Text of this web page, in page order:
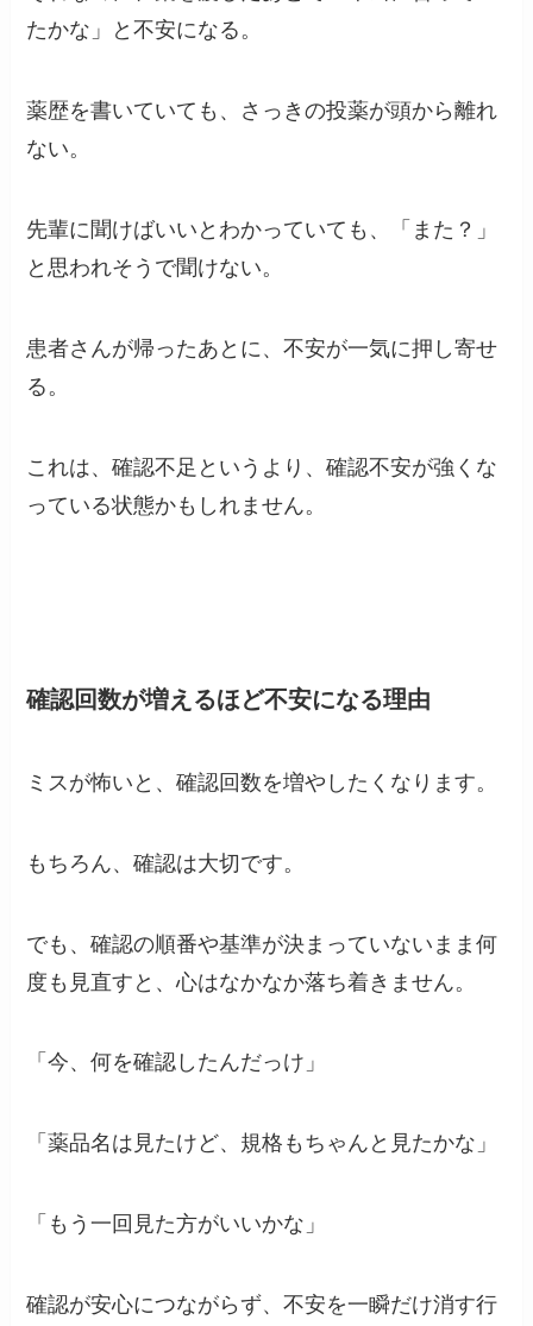
たかな」と不安になる。
薬歴を書いていても、さっきの投薬が頭から離れ
ない。
先輩に聞けばいいとわかっていても、「また？」
と思われそうで聞けない。
患者さんが帰ったあとに、不安が一気に押し寄せ
る。
これは、確認不足というより、確認不安が強くな
っている状態かもしれません。
確認回数が増えるほど不安になる理由
ミスが怖いと、確認回数を増やしたくなります。
もちろん、確認は大切です。
でも、確認の順番や基準が決まっていないまま何
度も見直すと、心はなかなか落ち着きません。
「今、何を確認したんだっけ」
「薬品名は見たけど、規格もちゃんと見たかな」
「もう一回見た方がいいかな」
確認が安心につながらず、不安を一瞬だけ消す行